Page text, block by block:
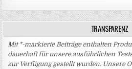
TRANSPARENZ
Mit *-markierte Beiträge enthalten
dauerhaft für unsere ausführlichen
zur Verfügung gestellt wurden. Unsere